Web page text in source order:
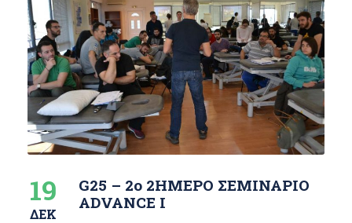
19
ΔΕΚ
G25 – 2ο 2ΗΜΕΡΟ ΣΕΜΙΝΑΡΙΟ
ΑDVANCE I